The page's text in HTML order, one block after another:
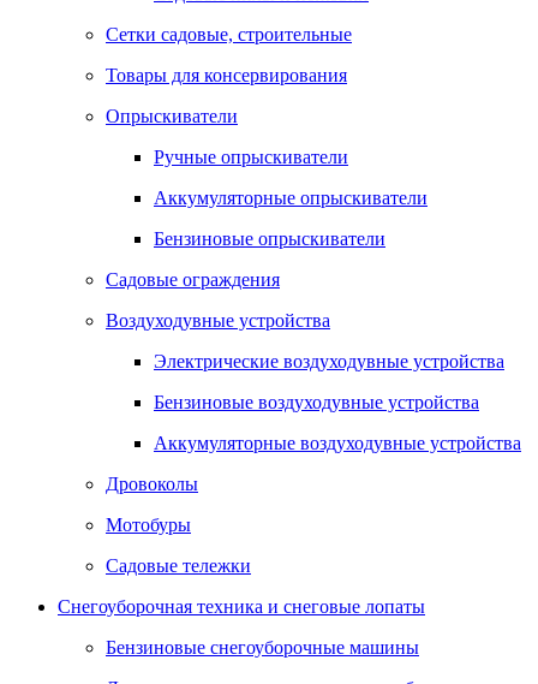
Сетки садовые, строительные
Товары для консервирования
Опрыскиватели
Ручные опрыскиватели
Аккумуляторные опрыскиватели
Бензиновые опрыскиватели
Садовые ограждения
Воздуходувные устройства
Электрические воздуходувные устройства
Бензиновые воздуходувные устройства
Аккумуляторные воздуходувные устройства
Дровоколы
Мотобуры
Садовые тележки
Снегоуборочная техника и снеговые лопаты
Бензиновые снегоуборочные машины